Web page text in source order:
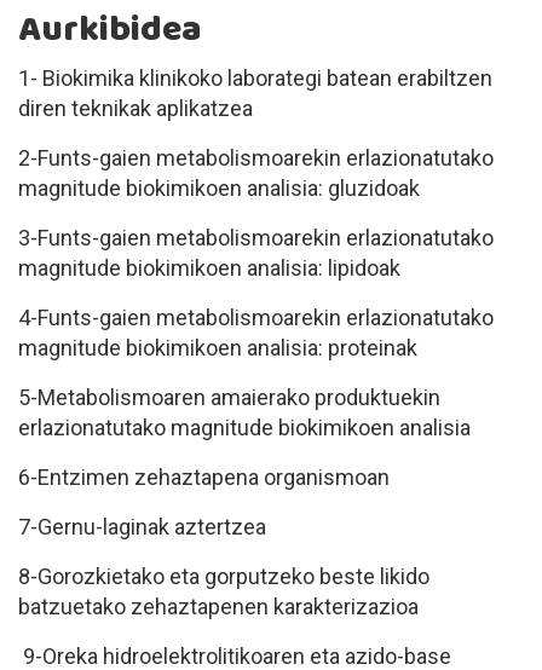
Aurkibidea
1- Biokimika klinikoko laborategi batean erabiltzen
diren teknikak aplikatzea
2-Funts-gaien metabolismoarekin erlazionatutako
magnitude biokimikoen analisia: gluzidoak
3-Funts-gaien metabolismoarekin erlazionatutako
magnitude biokimikoen analisia: lipidoak
4-Funts-gaien metabolismoarekin erlazionatutako
magnitude biokimikoen analisia: proteinak
5-Metabolismoaren amaierako produktuekin
erlazionatutako magnitude biokimikoen analisia
6-Entzimen zehaztapena organismoan
7-Gernu-laginak aztertzea
8-Gorozkietako eta gorputzeko beste likido
batzuetako zehaztapenen karakterizazioa
9-Oreka hidroelektrolitikoaren eta azido-base